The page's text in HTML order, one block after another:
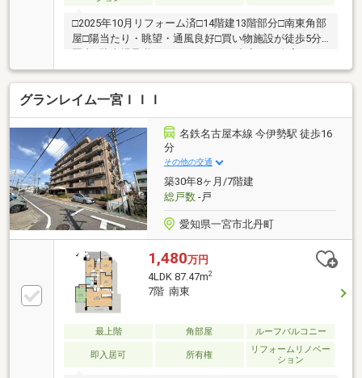
□2025年10月リフォーム済□14階建13階部分□南東角部
屋□陽当たり・眺望・通風良好□買い物施設が徒歩5分
ス貼替（壁・天井）・フローリング張替（LDK、洋
室、廊下）・ウッドタイル張（床の間）・クッション
フロア張（洗面室、トイレ）・畳表替・襖・障子貼
替・システムキッチン・ユニットバス交換・洗面化粧
台・トイレ交換・給湯器交換・全室照明器具取替初期
費用のご相談も柔軟対応！他社では難しかった費用条
件についてもご相談ください。ご事情に合わせたご提
案で負担を軽減できる場合も◎ぜひお気軽にお問い合
わせください！
グランレイム一宮ＩＩＩ
名鉄名古屋本線 今伊勢駅 徒歩16
分
その他の交通
築30年8ヶ月/7階建
総戸数-戸
愛知県一宮市北丹町
1,480万円
4LDK 87.47m2
7階 南東
最上階 角部屋 ルーフバルコニー
即入居可 所有権
リフォームリノベー
ション